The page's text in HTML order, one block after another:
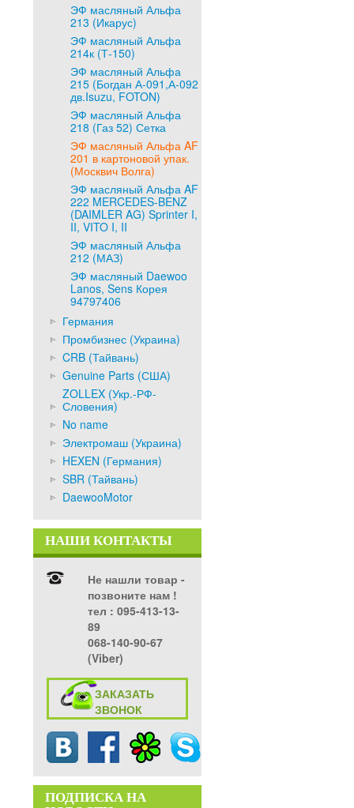
ЭФ масляный Альфа
213 (Икарус)
ЭФ масляный Альфа
214к (Т-150)
ЭФ масляный Альфа
215 (Богдан А-091,А-092
дв.Isuzu, FOTON)
ЭФ масляный Альфа
218 (Газ 52) Сетка
ЭФ масляный Альфа AF
201 в картоновой упак.
(Москвич Волга)
ЭФ масляный Альфа AF
222 MERCEDES-BENZ
(DAIMLER AG) Sprinter I,
II, VITO I, II
ЭФ масляный Альфа
212 (МАЗ)
ЭФ масляный Daewoo
Lanos, Sens Корея
94797406
Германия
Промбизнес (Украина)
CRB (Тайвань)
Genuine Parts (США)
ZOLLEX (Укр.-РФ-
Словения)
No name
Электромаш (Украина)
HEXEN (Германия)
SBR (Тайвань)
DaewooMotor
НАШИ КОНТАКТЫ
Не нашли товар -
позвоните нам !
тел ‎: 095-413-13-
89
068-140-90-67
(Viber)
ЗАКАЗАТЬ
ЗВОНОК
ПОДПИСКА НА